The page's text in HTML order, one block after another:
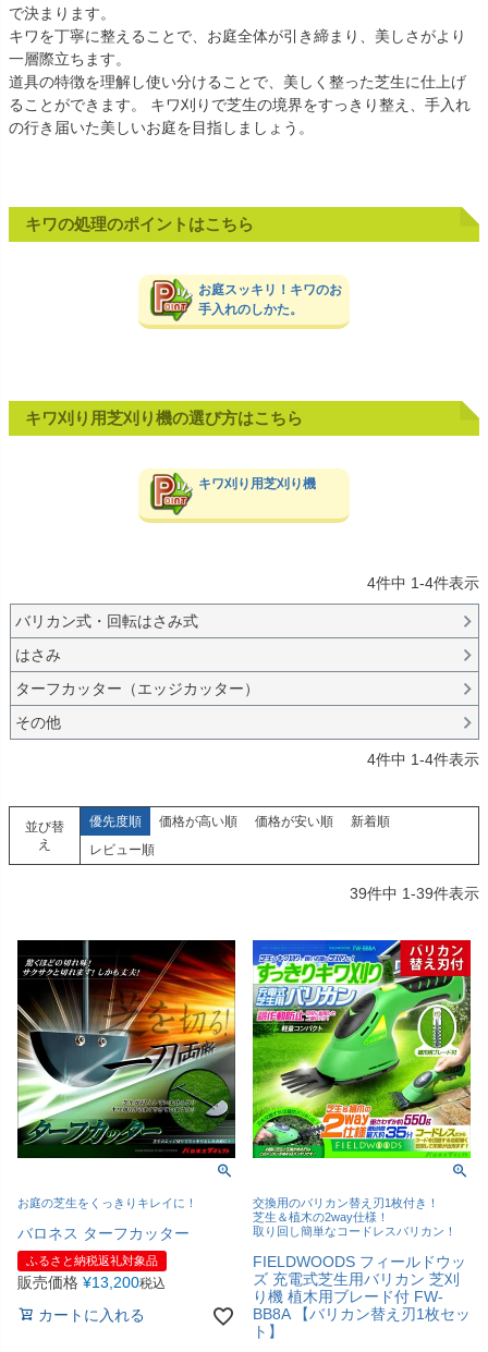
で決まります。
キワを丁寧に整えることで、お庭全体が引き締まり、美しさがより
一層際立ちます。
道具の特徴を理解し使い分けることで、美しく整った芝生に仕上げ
ることができます。 キワ刈りで芝生の境界をすっきり整え、手入れ
の行き届いた美しいお庭を目指しましょう。
キワの処理のポイントはこちら
お庭スッキリ！キワのお
手入れのしかた。
キワ刈り用芝刈り機の選び方はこちら
キワ刈り用芝刈り機
4件中 1-4件表示
バリカン式・回転はさみ式
はさみ
ターフカッター（エッジカッター）
その他
4件中 1-4件表示
並び替
え
優先度順 価格が高い順 価格が安い順
新着順
レビュー順
39件中 1-39件表示
お庭の芝生をくっきりキレイに！
バロネス ターフカッター
ふるさと納税返礼対象品
販売価格 ¥13,200税込
カートに入れる
交換用のバリカン替え刃1枚付き！
芝生＆植木の2way仕様！
取り回し簡単なコードレスバリカン！
FIELDWOODS フィールドウッ
ズ 充電式芝生用バリカン 芝刈
り機 植木用ブレード付 FW-
BB8A 【バリカン替え刃1枚セッ
ト】